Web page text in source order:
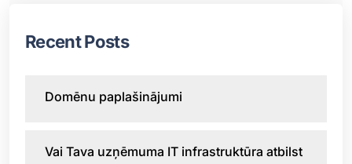
Recent Posts
Domēnu paplašinājumi
Vai Tava uzņēmuma IT infrastruktūra atbilst